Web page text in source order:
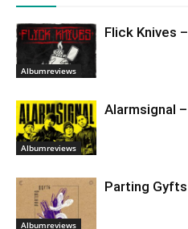
Albumreviews
Flick Knives
Albumreviews
Alarmsignal
Albumreviews
Parting